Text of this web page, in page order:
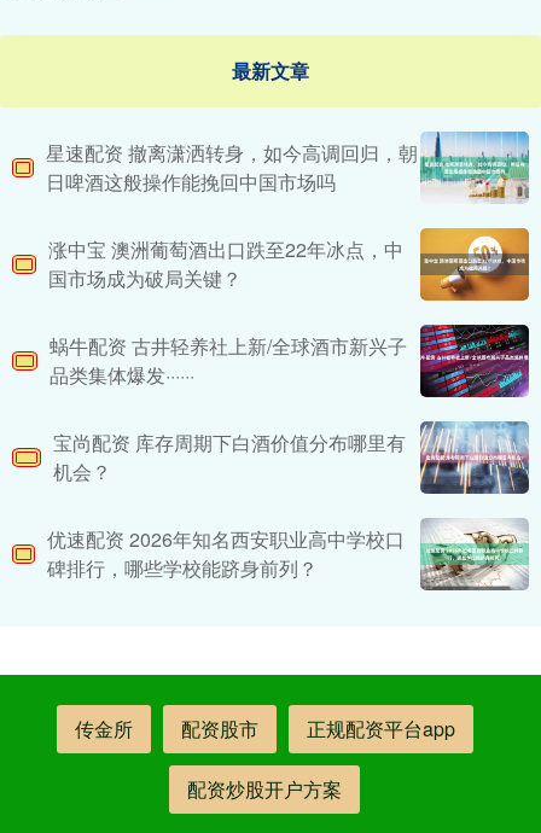
最新文章
星速配资 撤离潇洒转身，如今高调回归，朝
日啤酒这般操作能挽回中国市场吗
涨中宝 澳洲葡萄酒出口跌至22年冰点，中
国市场成为破局关键？
蜗牛配资 古井轻养社上新/全球酒市新兴子
品类集体爆发······
宝尚配资 库存周期下白酒价值分布哪里有
机会？
优速配资 2026年知名西安职业高中学校口
碑排行，哪些学校能跻身前列？
传金所 配资股市 正规配资平台app
配资炒股开户方案